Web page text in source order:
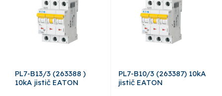
PL7-B13/3 (263388 )
10kA jistič EATON
PL7-B10/3 (263387) 10kA
jistič EATON